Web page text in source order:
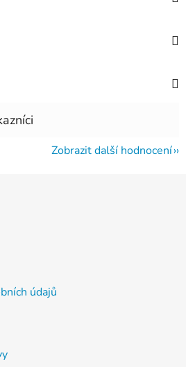
Zobrazit další hodnocení
údajů